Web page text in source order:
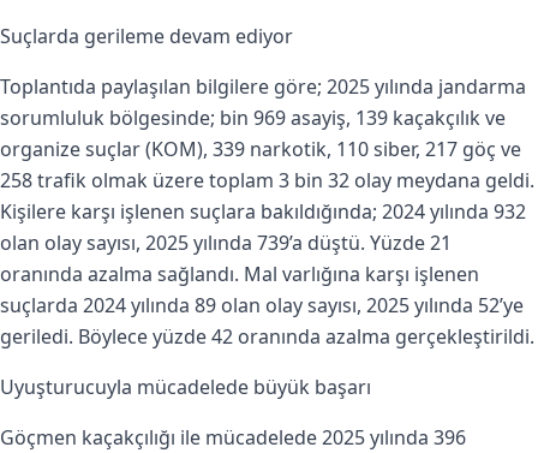
Suçlarda gerileme devam ediyor
Toplantıda paylaşılan bilgilere göre; 2025 yılında jandarma
sorumluluk bölgesinde; bin 969 asayiş, 139 kaçakçılık ve
organize suçlar (KOM), 339 narkotik, 110 siber, 217 göç ve
258 trafik olmak üzere toplam 3 bin 32 olay meydana geldi.
Kişilere karşı işlenen suçlara bakıldığında; 2024 yılında 932
olan olay sayısı, 2025 yılında 739’a düştü. Yüzde 21
oranında azalma sağlandı. Mal varlığına karşı işlenen
suçlarda 2024 yılında 89 olan olay sayısı, 2025 yılında 52’ye
geriledi. Böylece yüzde 42 oranında azalma gerçekleştirildi.
Uyuşturucuyla mücadelede büyük başarı
Göçmen kaçakçılığı ile mücadelede 2025 yılında 396